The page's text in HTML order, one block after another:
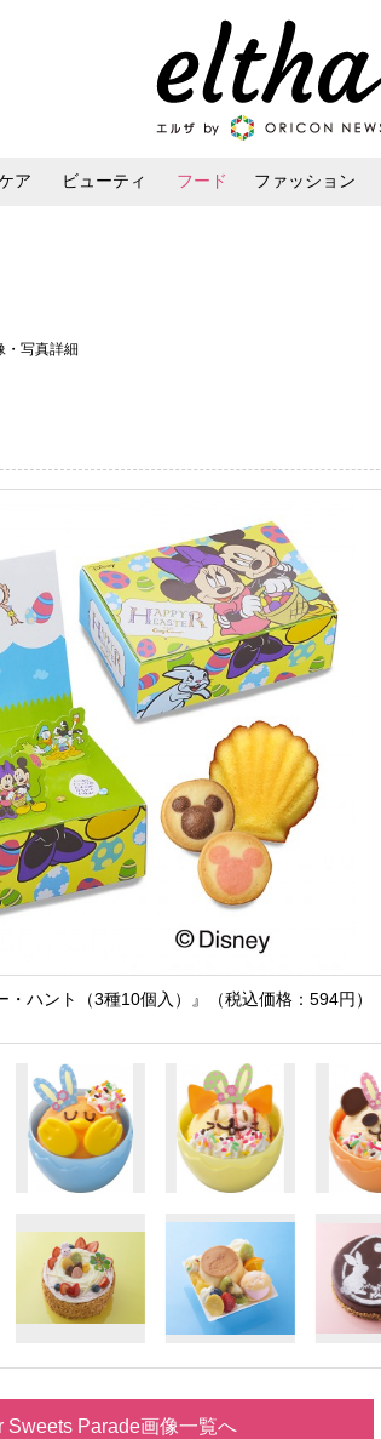
ア ビューティ フード ファッション
・写真詳細
ハント（3種10個入）』（税込価格：594円）
Sweets Parade画像一覧へ